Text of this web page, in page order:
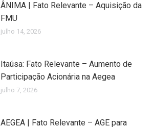
ÂNIMA | Fato Relevante – Aquisição da
FMU
julho 14, 2026
Itaúsa: Fato Relevante – Aumento de
Participação Acionária na Aegea
julho 7, 2026
AEGEA | Fato Relevante – AGE para